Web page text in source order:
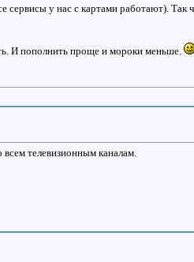
сервисы у нас с картами работают). Так
И пополнить проще и мороки меньше.
телевизионным каналам.